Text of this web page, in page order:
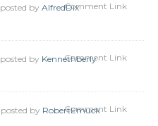
posted by AlfredDixComment Link
posted by Kennethberly
Comment Link
posted by RobertEmuck
Comment Link